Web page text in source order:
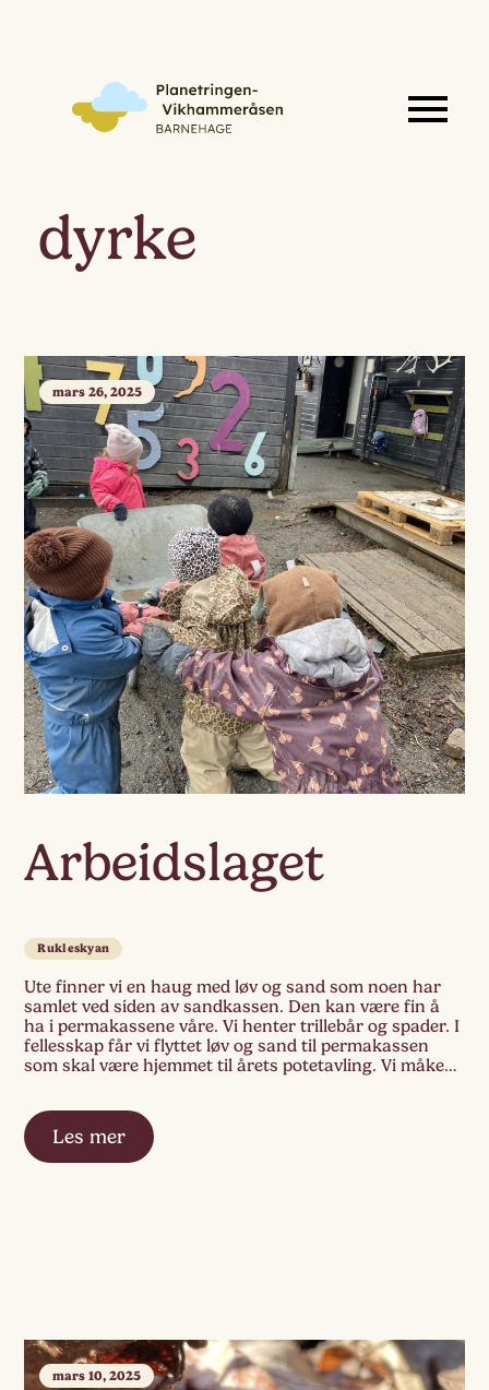
dyrke
Arbeidslaget
mars 26, 2025
Rukleskyan
Ute finner vi en haug med løv og sand som noen har
samlet ved siden av sandkassen. Den kan være fin å
ha i permakassene våre. Vi henter trillebår og spader. I
fellesskap får vi flyttet løv og sand til permakassen
som skal være hjemmet til årets potetavling. Vi måker
Les mer
mars 10, 2025